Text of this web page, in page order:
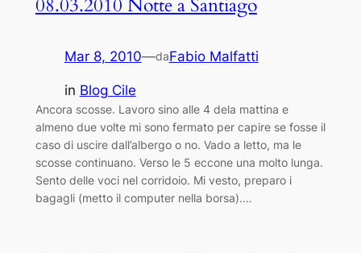
08.03.2010 Notte a Santiago
Mar 8, 2010—daFabio Malfatti
in Blog Cile
Ancora scosse. Lavoro sino alle 4 dela mattina e
almeno due volte mi sono fermato per capire se fosse il
caso di uscire dall’albergo o no. Vado a letto, ma le
scosse continuano. Verso le 5 eccone una molto lunga.
Sento delle voci nel corridoio. Mi vesto, preparo i
bagagli (metto il computer nella borsa).…